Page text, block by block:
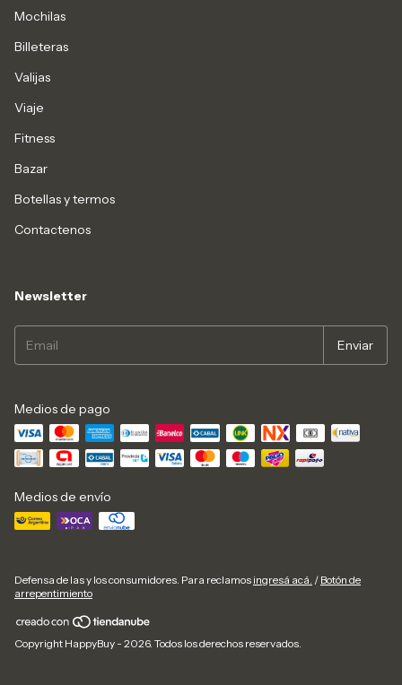
Mochilas
Billeteras
Valijas
Viaje
Fitness
Bazar
Botellas y termos
Contactenos
Newsletter
Medios de pago
Medios de envío
Defensa de las y los consumidores. Para reclamos ingresá acá. / Botón de
arrepentimiento
Copyright HappyBuy - 2026. Todos los derechos reservados.